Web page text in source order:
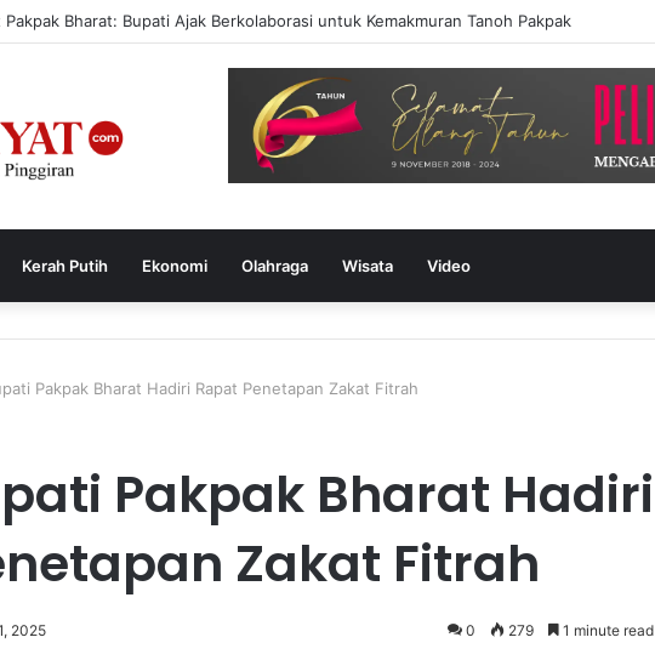
Bharat: Bupati Ajak Berkolaborasi untuk Kemakmuran Tanoh Pakpak
Kerah Putih Ekonomi Olahraga Wisata Video
Pakpak Bharat Hadiri Rapat Penetapan Zakat Fitrah
Pakpak Bharat Hadiri
Zakat Fitrah
2025 0 279 1 minute read